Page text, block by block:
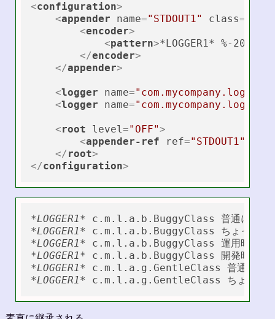
<configuration>
<appender name="STDOUT1" class=
<encoder>
<pattern>*LOGGER1* %-
</encoder>
</appender>
<logger name=
<logger name=
<root level="OFF">
<appender-ref ref="STDOUT1"
</root>
</configuration>
*LOGGER1*
*LOGGER1*
*LOGGER1*
*LOGGER1*
*LOGGER1*
*LOGGER1*